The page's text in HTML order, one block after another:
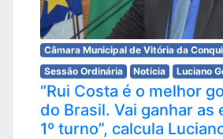
Câmara Municipal de Vitória da
Sessão Ordinária
Notícia Luciano
“Rui Costa é o melhor
do Brasil. Vai ganhar as
1º turno”, calcula